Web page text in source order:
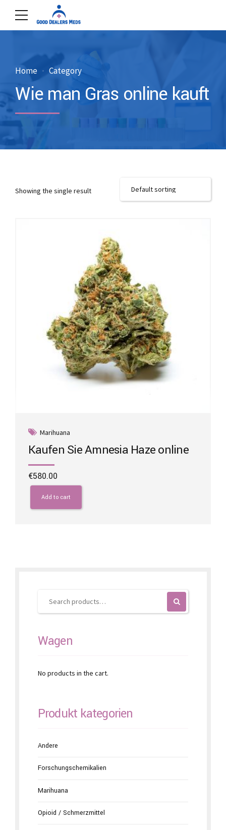
Home Category
Wie man Gras online kauft
Showing the single result
Marihuana
Kaufen Sie Amnesia Haze online
€580.00
Add to cart
Wagen
No products in the cart.
Produkt kategorien
Andere
Forschungschemikalien
Marihuana
Opioid / Schmerzmittel